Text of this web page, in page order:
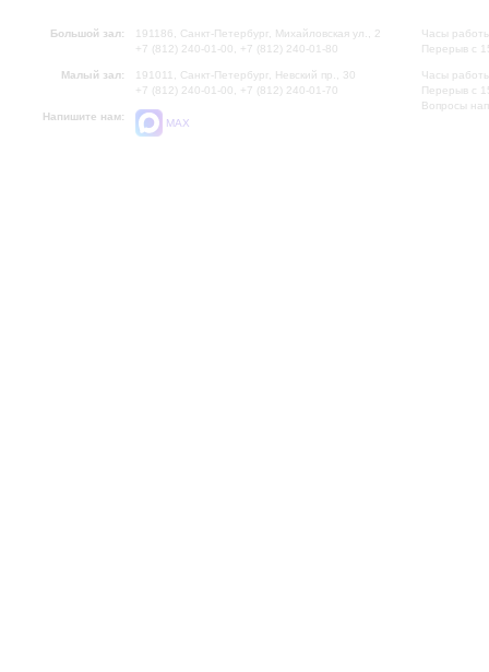
Большой зал:
191186, Санкт-Петербург, Михайловская ул., 2
+7 (812) 240-01-00, +7 (812) 240-01-80
Малый зал:
191011, Санкт-Петербург, Невский пр., 30
+7 (812) 240-01-00, +7 (812) 240-01-70
Напишите нам:
MAX
Часы
Перерыв с
Часы
Перерыв с
Вопросы